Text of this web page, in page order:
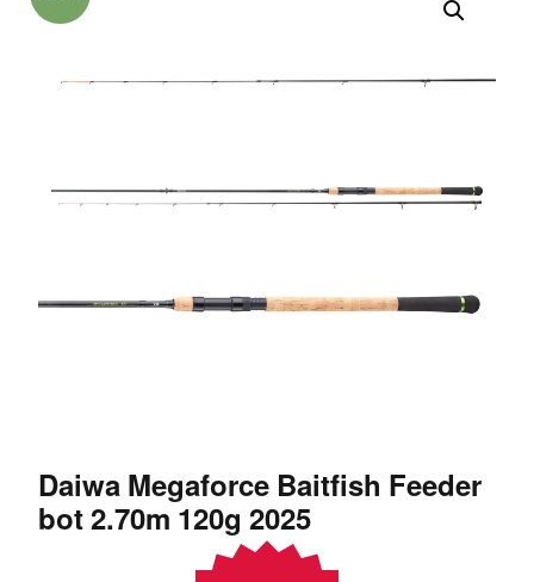
Daiwa Megaforce Baitfish Feeder
bot 2.70m 120g 2025